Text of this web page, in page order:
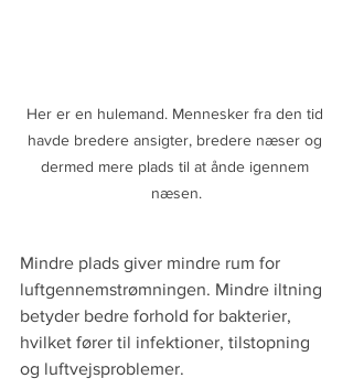
Her er en hulemand. Mennesker fra den tid
havde bredere ansigter, bredere næser og
dermed mere plads til at ånde igennem
næsen.
Mindre plads giver mindre rum for
luftgennemstrømningen. Mindre iltning
betyder bedre forhold for bakterier,
hvilket fører til infektioner, tilstopning
og luftvejsproblemer.